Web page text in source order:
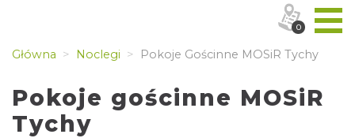
Główna Noclegi Pokoje Gościnne MOSiR Tychy
Pokoje gościnne MOSiR
Tychy
0